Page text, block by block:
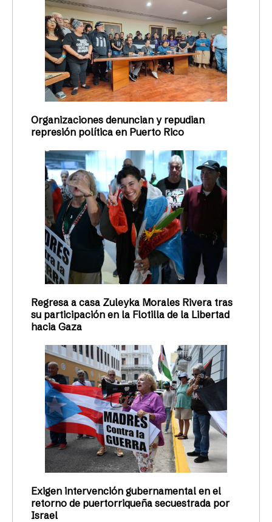
Organizaciones denuncian y repudian
represión política en Puerto Rico
Regresa a casa Zuleyka Morales Rivera tras
su participación en la Flotilla de la Libertad
hacia Gaza
Exigen intervención gubernamental en el
retorno de puertorriqueña secuestrada por
Israel